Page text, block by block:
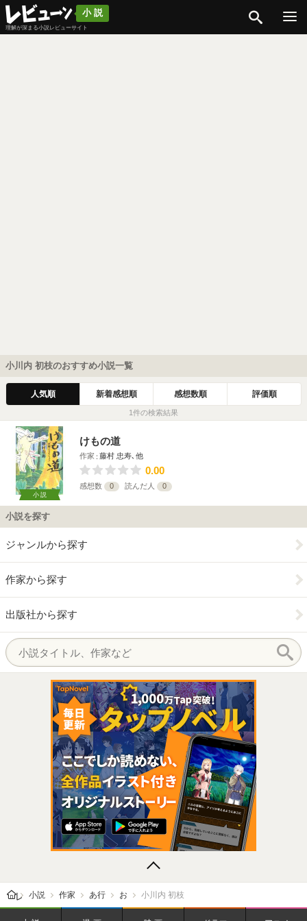
小説
理解が深まる小説レビューサイト
小川内 初枝のおすすめ小説一覧
人気順 新着感想順 感想数順 評価順
1件の検索結果
小説
けもの道
作家 藤村 忠寿､他
0.00
感想数 0 読んだ人 0
小説を探す
ジャンルから探す
作家から探す
出版社から探す
レビューン トップ
小説 作家 あ行 お 小川内 初枝